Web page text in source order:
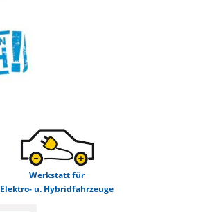
Werkstatt für
Elektro- u. Hybridfahrzeuge